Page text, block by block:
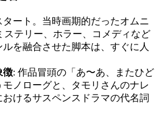
タート。当時画期的だったオムニ
ステリー、ホラー、コメディなど
を融合させた脚本は、すぐに人
徴: 作品冒頭の「あ〜あ、またひど
ノローグと、タモリさんのナレ
けるサスペンスドラマの代名詞